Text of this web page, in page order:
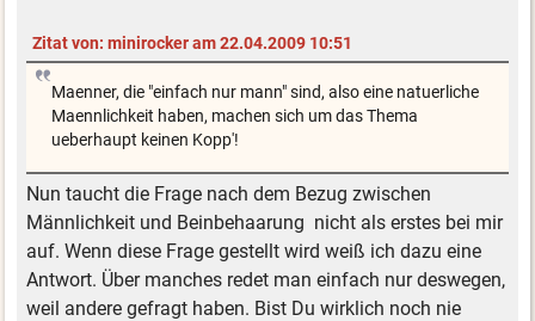
Zitat von: minirocker am 22.04.2009 10:51
Maenner, die "einfach nur mann" sind, also eine natuerliche
Maennlichkeit haben, machen sich um das Thema
ueberhaupt keinen Kopp'!
Nun taucht die Frage nach dem Bezug zwischen
Männlichkeit und Beinbehaarung nicht als erstes bei mir
auf. Wenn diese Frage gestellt wird weiß ich dazu eine
Antwort. Über manches redet man einfach nur deswegen,
weil andere gefragt haben. Bist Du wirklich noch nie